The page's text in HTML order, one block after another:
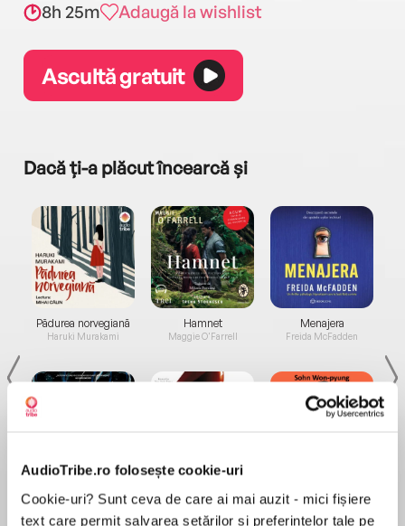
AudioTribe.ro folosește cookie-uri
Cookie-uri? Sunt ceva de care ai mai auzit - mici fișiere
text care permit salvarea setărilor și preferințelor tale pe
8h 25m Adaugă la wishlist
Ascultă gratuit
Dacă ți-a plăcut încearcă și
Pădurea norvegiană
Haruki Murakami
de...
Dani Francis
Hamnet
Maggie O'Farrell
la...
Lauren Weisberger
Menajera
Freida McFadden
Sohn Won-pyung